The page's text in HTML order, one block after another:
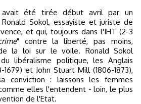
avait été tirée début avril par un
Sokol, essayiste et juriste de
et qui, toujours dans l'IHT (2-3
" contre la liberté, pas moins,
la loi sur le voile. Ronald Sokol
libéralisme politique, les Anglais
1679) et John Stuart Mill (1806-1873),
conviction : laissons les femmes
elles l'entendent - loin, le plus
de l'Etat.